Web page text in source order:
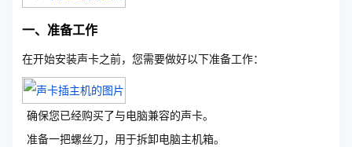
一、准备工作
在开始安装声卡之前，您需要做好以下准备工作：
确保您已经购买了与电脑兼容的声卡。
准备一把螺丝刀，用于拆卸电脑主机箱。